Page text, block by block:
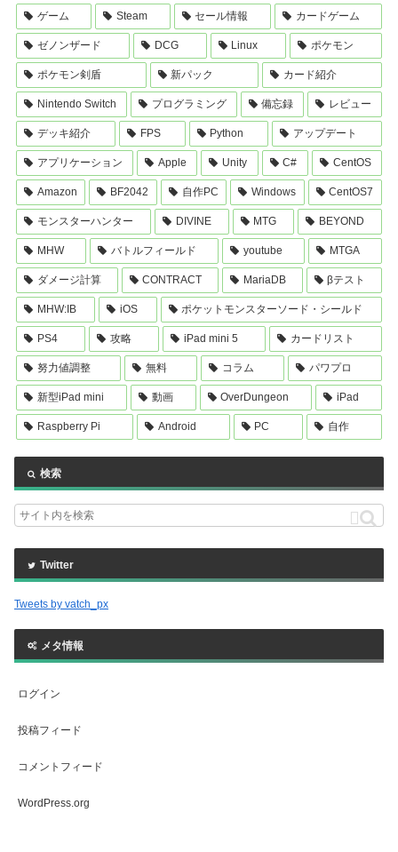
ゲーム Steam セール情報 カードゲーム
ゼノンザード DCG Linux ポケモン
ポケモン剣盾 新パック カード紹介
Nintendo Switch プログラミング 備忘録 レビュー
デッキ紹介 FPS Python アップデート
アプリケーション Apple Unity C# CentOS
Amazon BF2042 自作PC Windows CentOS7
モンスターハンター DIVINE MTG BEYOND
MHW バトルフィールド youtube MTGA
ダメージ計算 CONTRACT MariaDB βテスト
MHW:IB iOS ポケットモンスターソード・シールド
PS4 攻略 iPad mini 5 カードリスト
努力値調整 無料 コラム パワプロ
新型iPad mini 動画 OverDungeon iPad
Raspberry Pi Android PC 自作
検索
Twitter
Tweets by vatch_px
メタ情報
ログイン
投稿フィード
コメントフィード
WordPress.org